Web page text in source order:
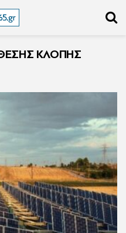
ΚΛΟΠΗΣ